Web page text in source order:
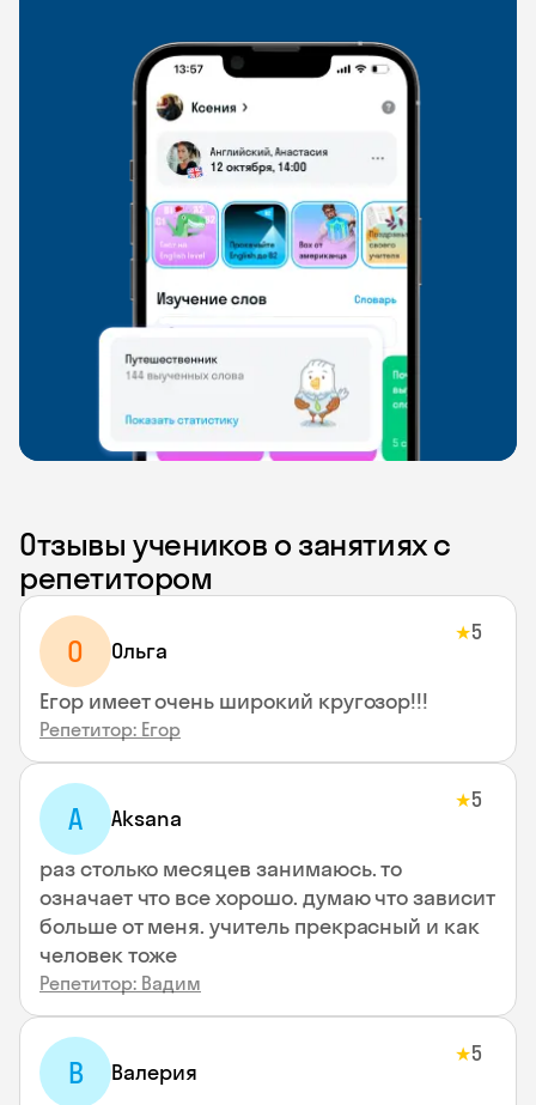
Отзывы учеников о занятиях с
репетитором
О Ольга
★5
Егор имеет очень широкий кругозор!!!
Репетитор: Егор
A Aksana
★5
раз столько месяцев занимаюсь. то
означает что все хорошо. думаю что зависит
больше от меня. учитель прекрасный и как
человек тоже
Репетитор: Вадим
В Валерия
★5